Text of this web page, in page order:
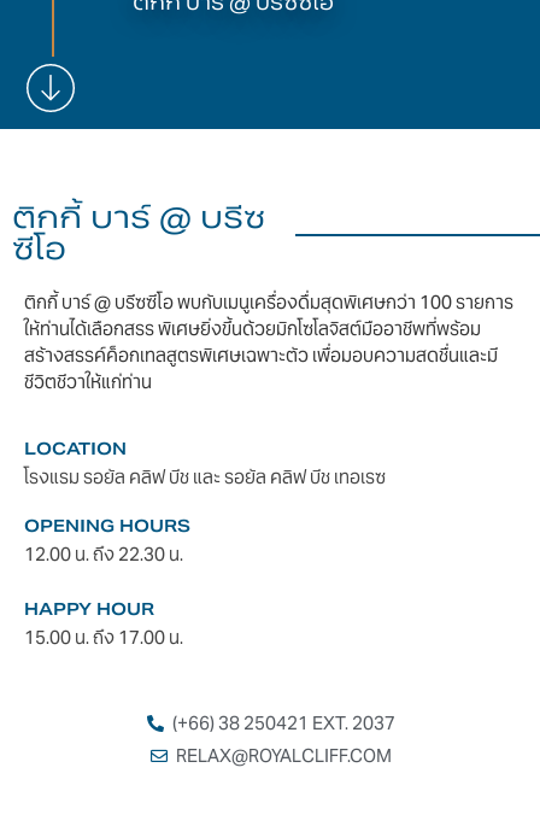
ติกกี้ บาร์ @ บรีซ
ซีโอ
ติกกี้ บาร์ @ บรีซซีโอ พบกับเมนูเครื่องดื่มสุดพิเศษกว่า 100 รายการ
ให้ท่านได้เลือกสรร พิเศษยิ่งขึ้นด้วยมิกโซโลจิสต์มืออาชีพที่พร้อม
สร้างสรรค์ค็อกเทลสูตรพิเศษเฉพาะตัว เพื่อมอบความสดชื่นและมี
ชีวิตชีวาให้แก่ท่าน
LOCATION
โรงแรม รอยัล คลิฟ บีช และ รอยัล คลิฟ บีช เทอเรซ
OPENING HOURS
12.00 น. ถึง 22.30 น.
HAPPY HOUR
15.00 น. ถึง 17.00 น.
(+66) 38 250421 EXT. 2037
RELAX@ROYALCLIFF.COM